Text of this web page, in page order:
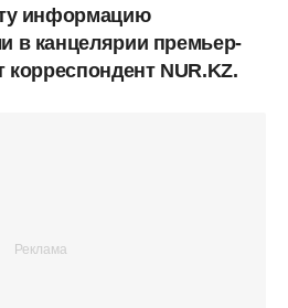
информацию
в канцелярии премьер-
корреспондент NUR.KZ.